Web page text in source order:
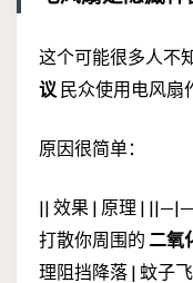
这个可能很多人不
议 民众使用电风扇
原因很简单：
|| 效果 | 原理 |
打散你周围的 二氧
理阻挡降落 | 蚊子